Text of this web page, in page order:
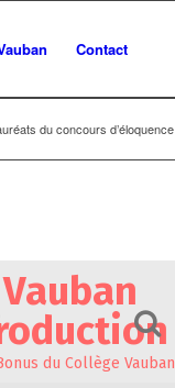
Contact
du concours d’éloquence